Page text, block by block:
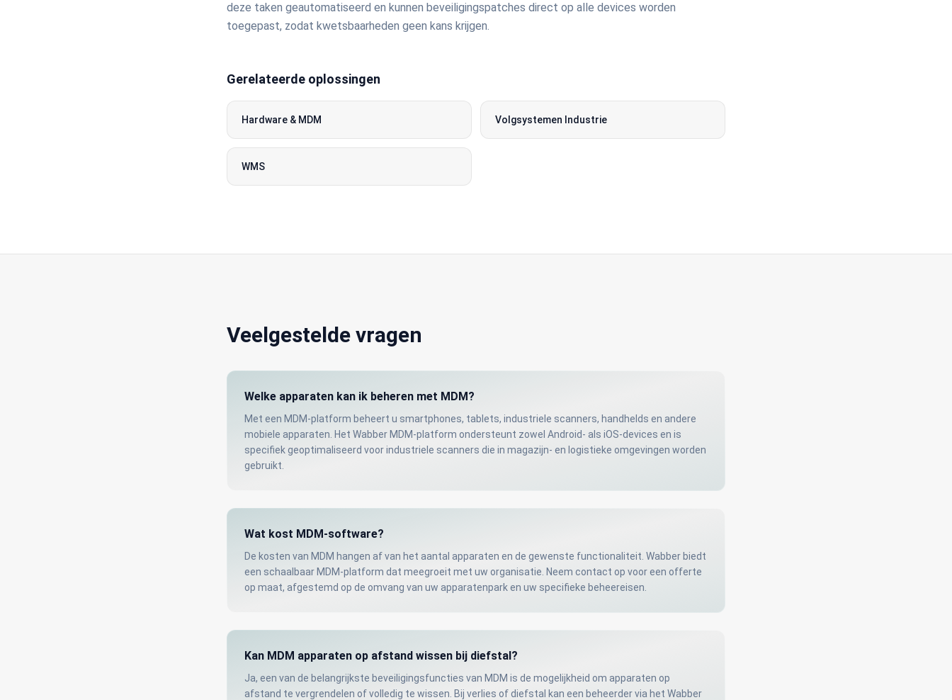
deze taken geautomatiseerd en kunnen beveiligingspatches direct op alle devices worden
toegepast, zodat kwetsbaarheden geen kans krijgen.
Gerelateerde oplossingen
Hardware & MDM Volgsystemen Industrie
WMS
Veelgestelde vragen
Welke apparaten kan ik beheren met MDM?
Met een MDM-platform beheert u smartphones, tablets, industriele scanners, handhelds en andere
mobiele apparaten. Het Wabber MDM-platform ondersteunt zowel Android- als iOS-devices en is
specifiek geoptimaliseerd voor industriele scanners die in magazijn- en logistieke omgevingen worden
gebruikt.
Wat kost MDM-software?
De kosten van MDM hangen af van het aantal apparaten en de gewenste functionaliteit. Wabber biedt
een schaalbaar MDM-platform dat meegroeit met uw organisatie. Neem contact op voor een offerte
op maat, afgestemd op de omvang van uw apparatenpark en uw specifieke beheereisen.
Kan MDM apparaten op afstand wissen bij diefstal?
Ja, een van de belangrijkste beveiligingsfuncties van MDM is de mogelijkheid om apparaten op
afstand te vergrendelen of volledig te wissen. Bij verlies of diefstal kan een beheerder via het Wabber